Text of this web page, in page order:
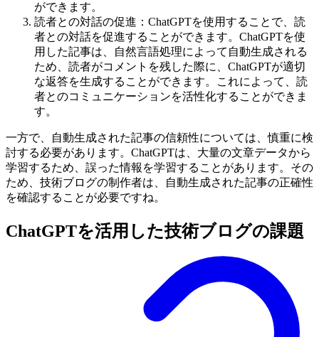
ができます。
読者との対話の促進：ChatGPTを使用することで、読
者との対話を促進することができます。ChatGPTを使
用した記事は、自然言語処理によって自動生成される
ため、読者がコメントを残した際に、ChatGPTが適切
な返答を生成することができます。これによって、読
者とのコミュニケーションを活性化することができま
す。
一方で、自動生成された記事の信頼性については、慎重に検
討する必要があります。ChatGPTは、大量の文章データから
学習するため、誤った情報を学習することがあります。その
ため、技術ブログの制作者は、自動生成された記事の正確性
を確認することが必要ですね。
ChatGPTを活用した技術ブログの課題